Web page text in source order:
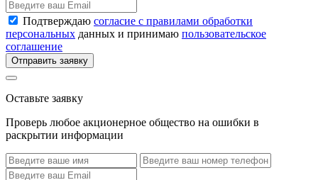
Подтверждаю согласие с правилами обработки
персональных данных и принимаю пользовательское
соглашение
Отправить заявку
Оставьте заявку
Проверь любое акционерное общество на ошибки в
раскрытии информации